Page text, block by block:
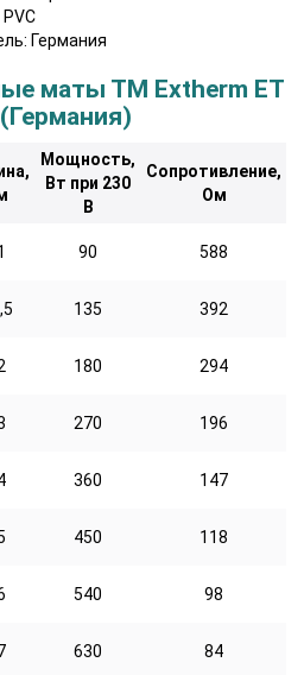
Германия
маты ТМ Extherm ET
(Германия)
Мощность,
Вт при 230
В
Сопротивление,
Ом
90 588
135 392
180 294
270 196
360 147
450 118
540 98
630 84